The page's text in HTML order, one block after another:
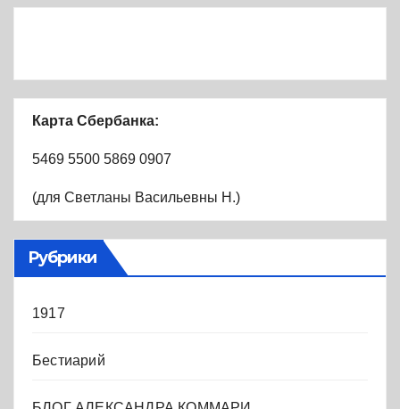
Карта Сбербанка:
5469 5500 5869 0907
(для Светланы Васильевны Н.)
Рубрики
1917
Бестиарий